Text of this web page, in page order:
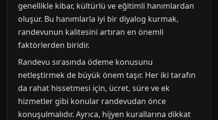
genellikle kibar, kültürlü ve eğitimli hanımlardan
oluşur. Bu hanımlarla iyi bir diyalog kurmak,
randevunun kalitesini artıran en önemli
faktörlerden biridir.
Randevu sırasında ödeme konusunu
netleştirmek de büyük önem taşır. Her iki tarafın
da rahat hissetmesi için, ücret, süre ve ek
hizmetler gibi konular randevudan önce
konuşulmalıdır. Ayrıca, hijyen kurallarına dikkat